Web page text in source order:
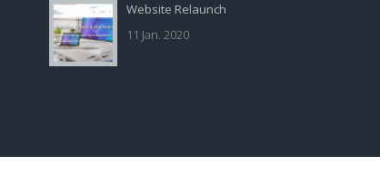
Blogbeitrag
Redesign
Website Relaunch
11 Jan. 2020